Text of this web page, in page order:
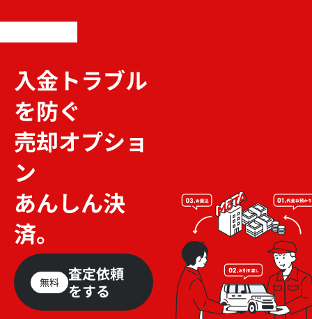
入金トラブル
を防ぐ
売却オプショ
ン
あんしん決
済。
無料
査定依頼
をする